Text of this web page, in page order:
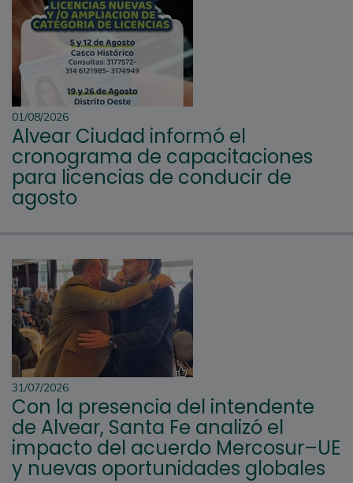
01/08/2026
Alvear Ciudad informó el
cronograma de capacitaciones
para licencias de conducir de
agosto
31/07/2026
Con la presencia del intendente
de Alvear, Santa Fe analizó el
impacto del acuerdo Mercosur–UE
y nuevas oportunidades globales